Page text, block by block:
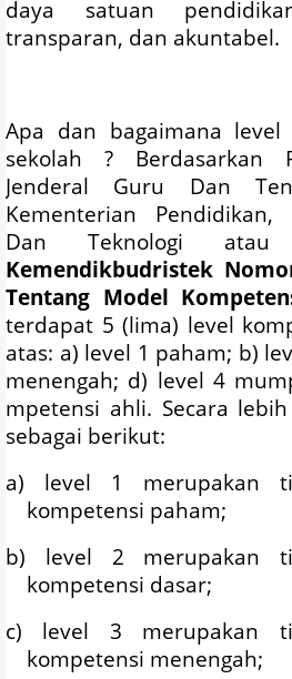
daya satuan
transparan, dan akuntabel.
Apa dan bagaimana level
sekolah ? Berdasarkan
Jenderal Guru Dan
Kementerian Pendidikan,
Dan Teknologi
Kemendikbudristek
Tentang Model
terdapat 5 (lima) level
atas: a) level 1 paham; b)
menengah; d) level 4
mpetensi ahli. Secara
sebagai berikut:
a) level 1 merupakan
kompetensi paham;
b) level 2 merupakan
kompetensi dasar;
c) level 3 merupakan
kompetensi menengah;